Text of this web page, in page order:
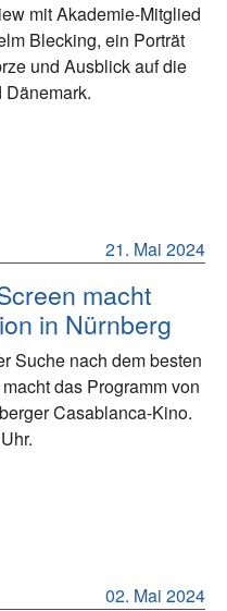
mit Akademie-Mitglied
Blecking, ein Porträt
und Ausblick auf die
21. Mai 2024
macht
in Nürnberg
Suche nach dem besten
das Programm von
Casablanca-Kino.
02. Mai 2024